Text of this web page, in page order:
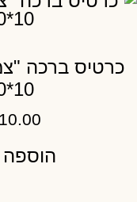
כרטיס ברכה
10*10
10.00